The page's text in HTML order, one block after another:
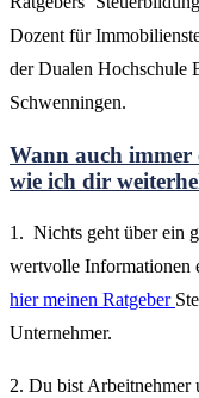
Dozent für
der Dualen Hochschule
Schwenningen.
Wann auch immer
wie ich dir
1. Nichts geht über ein
wertvolle Informationen
hier meinen Ratgeber
Unternehmer.
2. Du bist Arbeitnehmer